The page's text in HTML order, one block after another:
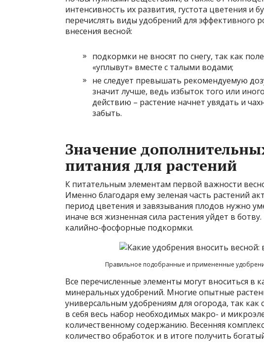
интенсивность их развития, густота цветения и
перечислять виды удобрений для эффективного
внесения весной:
подкормки не вносят по снегу, так как
«уплывут» вместе с талыми водами;
не следует превышать рекомендуемую
значит лучше, ведь избыток того или
действию – растение начнет увядать и
забыть.
Значение
питания для растений
К питательным элементам первой важности
Именно благодаря ему зеленая часть растений
период цветения и завязывания плодов нужно
иначе вся жизненная сила растения уйдет в
калийно-фосфорные подкормки.
Правильное подобранные и примененные
Все перечисленные элементы могут вноситься в
минеральных удобрений. Многие опытные
универсальным удобрениям для огорода, так
в себя весь набор необходимых макро- и
количественному содержанию. Весенняя
количество обработок и в итоге получить